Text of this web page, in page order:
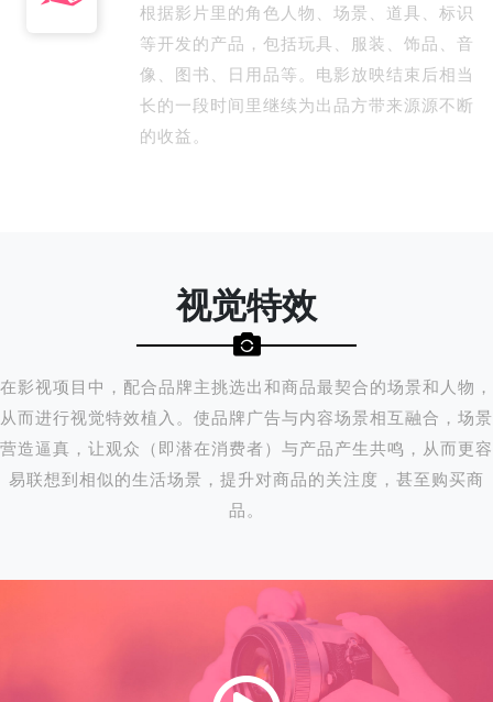
根据影片里的角色人物、场景、道具、标识
等开发的产品，包括玩具、服装、饰品、音
像、图书、日用品等。电影放映结束后相当
长的一段时间里继续为出品方带来源源不断
的收益。
视觉特效
在影视项目中，配合品牌主挑选出和商品最契合的场景和人物，
从而进行视觉特效植入。使品牌广告与内容场景相互融合，场景
营造逼真，让观众（即潜在消费者）与产品产生共鸣，从而更容
易联想到相似的生活场景，提升对商品的关注度，甚至购买商
品。